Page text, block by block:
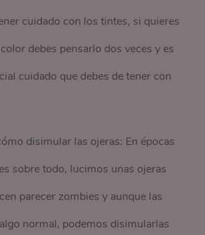
cuidado con los tintes, si quieres
debes pensarlo dos veces y es
cuidado que debes de tener con
disimular las ojeras: En épocas
sobre todo, lucimos unas ojeras
parecer zombies y aunque las
normal, podemos disimularlas